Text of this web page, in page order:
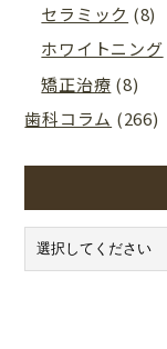
セラミック (8)
ホワイトニング
矯正治療 (8)
歯科コラム (266)